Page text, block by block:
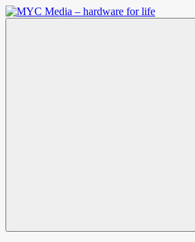
Zum
Inhalt